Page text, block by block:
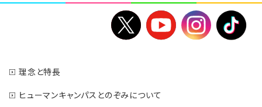
理念と特長
ヒューマンキャンパスとのぞみについて